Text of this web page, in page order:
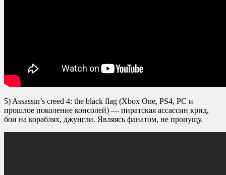
5) Assassin’s creed 4: the black flag (Xbox One, PS4, PC и
прошлое поколение консолей) — пиратская ассассин крид,
бои на кораблях, джунгли. Являясь фанатом, не пропущу.